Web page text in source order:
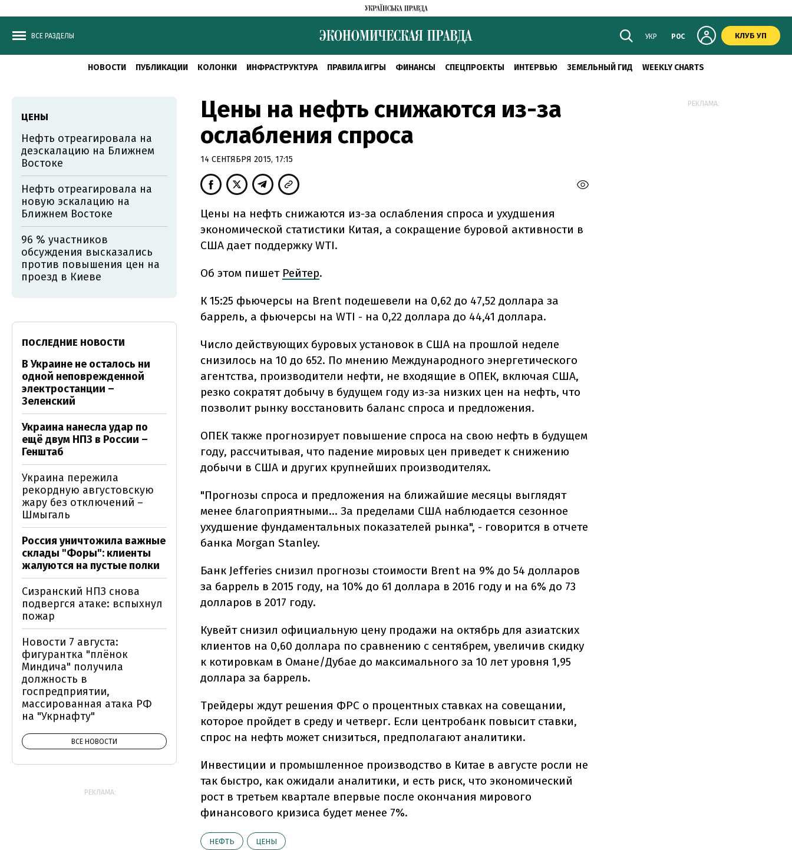
ВСЕ РАЗДЕЛЫ УКР РОС КЛУБ УП
НОВОСТИ ПУБЛИКАЦИИ КОЛОНКИ ИНФРАСТРУКТУРА ПРАВИЛА ИГРЫ ФИНАНСЫ СПЕЦПРОЕКТЫ ИНТЕРВЬЮ ЗЕМЕЛЬНЫЙ ГИД WEEKLY CHARTS
Цены на нефть снижаются из-за
ослабления спроса
14 СЕНТЯБРЯ 2015, 17:15
Цены на нефть снижаются из-за ослабления спроса и ухудшения
экономической статистики Китая, а сокращение буровой активности в
США дает поддержку WTI.
Об этом пишет Рейтер.
К 15:25 фьючерсы на Brent подешевели на 0,62 до 47,52 доллара за
баррель, а фьючерсы на WTI - на 0,22 доллара до 44,41 доллара.
Число действующих буровых установок в США на прошлой неделе
снизилось на 10 до 652. По мнению Международного энергетического
агентства, производители нефти, не входящие в ОПЕК, включая США,
резко сократят добычу в будущем году из-за низких цен на нефть, что
позволит рынку восстановить баланс спроса и предложения.
ОПЕК также прогнозирует повышение спроса на свою нефть в будущем
году, рассчитывая, что падение мировых цен приведет к снижению
добычи в США и других крупнейших производителях.
"Прогнозы спроса и предложения на ближайшие месяцы выглядят
менее благоприятными... За пределами США наблюдается сезонное
ухудшение фундаментальных показателей рынка", - говорится в отчете
банка Morgan Stanley.
Банк Jefferies снизил прогнозы стоимости Brent на 9% до 54 долларов
за баррель в 2015 году, на 10% до 61 доллара в 2016 году и на 6% до 73
долларов в 2017 году.
Кувейт снизил официальную цену продажи на октябрь для азиатских
клиентов на 0,60 доллара по сравнению с сентябрем, увеличив скидку
к котировкам в Омане/Дубае до максимального за 10 лет уровня 1,95
доллара за баррель.
Трейдеры ждут решения ФРС о процентных ставках на совещании,
которое пройдет в среду и четверг. Если центробанк повысит ставки,
спрос на нефть может снизиться, предполагают аналитики.
Инвестиции и промышленное производство в Китае в августе росли не
так быстро, как ожидали аналитики, и есть риск, что экономический
рост в третьем квартале впервые после окончания мирового
финансового кризиса будет менее 7%.
НЕФТЬ ЦЕНЫ
ЦЕНЫ
Нефть отреагировала на
деэскалацию на Ближнем
Востоке
Нефть отреагировала на
новую эскалацию на
Ближнем Востоке
96 % участников
обсуждения высказались
против повышения цен на
проезд в Киеве
ПОСЛЕДНИЕ НОВОСТИ
В Украине не осталось ни
одной неповрежденной
электростанции –
Зеленский
Украина нанесла удар по
ещё двум НПЗ в России –
Генштаб
Украина пережила
рекордную августовскую
жару без отключений –
Шмыгаль
Россия уничтожила важные
склады "Форы": клиенты
жалуются на пустые полки
Сизранский НПЗ снова
подвергся атаке: вспыхнул
пожар
Новости 7 августа:
фигурантка "плёнок
Миндича" получила
должность в
госпредприятии,
массированная атака РФ
на "Укрнафту"
ВСЕ НОВОСТИ
РЕКЛАМА:
РЕКЛАМА: